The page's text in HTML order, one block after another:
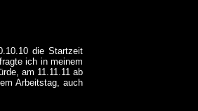
die Startzeit
ich in meinem
am 11.11.11 ab
Arbeitstag, auch